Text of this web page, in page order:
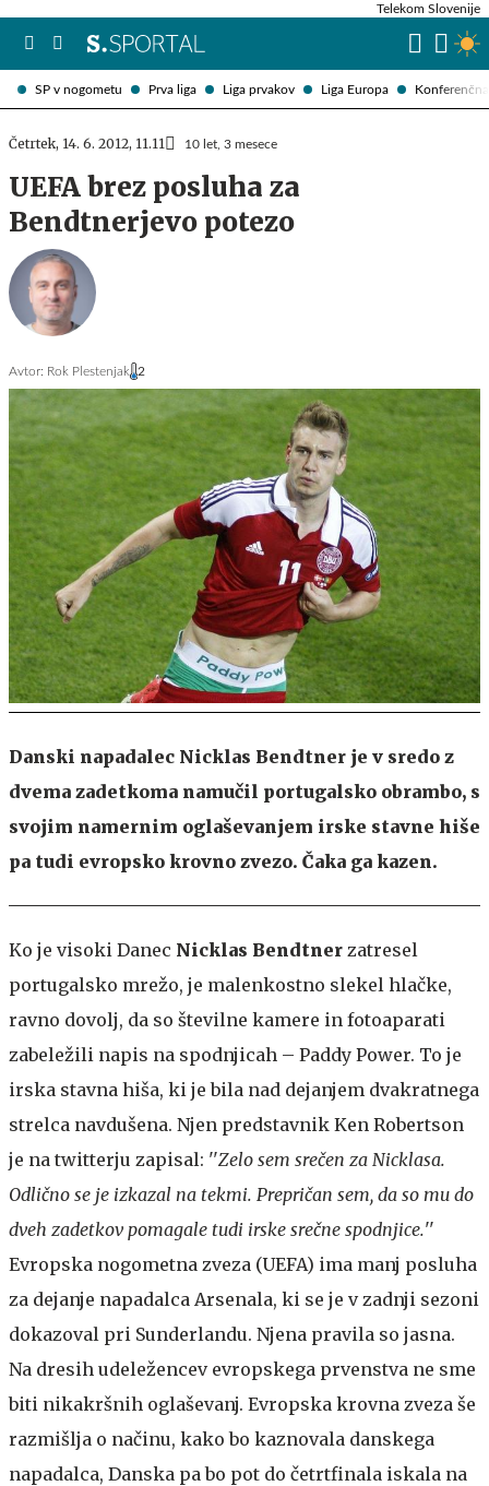
SP v nogometu Prva liga Liga prvakov Liga Europa
Telekom Slovenije
Četrtek, 14. 6. 2012, 11.11 10 let, 3 mesece
UEFA brez posluha za
Bendtnerjevo potezo
Avtor: Rok Plestenjak 2
Danski napadalec Nicklas Bendtner je v sredo z
dvema zadetkoma namučil portugalsko obrambo, s
svojim namernim oglaševanjem irske stavne hiše
pa tudi evropsko krovno zvezo. Čaka ga kazen.
Ko je visoki Danec Nicklas Bendtner zatresel
portugalsko mrežo, je malenkostno slekel hlačke,
ravno dovolj, da so številne kamere in fotoaparati
zabeležili napis na spodnjicah – Paddy Power. To je
irska stavna hiša, ki je bila nad dejanjem dvakratnega
strelca navdušena. Njen predstavnik Ken Robertson
je na twitterju zapisal: ''Zelo sem srečen za Nicklasa.
Odlično se je izkazal na tekmi. Prepričan sem, da so mu do
dveh zadetkov pomagale tudi irske srečne spodnjice.''
Evropska nogometna zveza (UEFA) ima manj posluha
za dejanje napadalca Arsenala, ki se je v zadnji sezoni
dokazoval pri Sunderlandu. Njena pravila so jasna.
Na dresih udeležencev evropskega prvenstva ne sme
biti nikakršnih oglaševanj. Evropska krovna zveza še
razmišlja o načinu, kako bo kaznovala danskega
napadalca, Danska pa bo pot do četrtfinala iskala na